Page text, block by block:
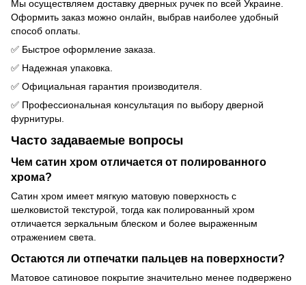
Мы осуществляем доставку дверных ручек по всей Украине.
Оформить заказ можно онлайн, выбрав наиболее удобный
способ оплаты.
✅ Быстрое оформление заказа.
✅ Надежная упаковка.
✅ Официальная гарантия производителя.
✅ Профессиональная консультация по выбору дверной
фурнитуры.
Часто задаваемые вопросы
Чем сатин хром отличается от полированного
хрома?
Сатин хром имеет мягкую матовую поверхность с
шелковистой текстурой, тогда как полированный хром
отличается зеркальным блеском и более выраженным
отражением света.
Остаются ли отпечатки пальцев на поверхности?
Матовое сатиновое покрытие значительно менее подвержено